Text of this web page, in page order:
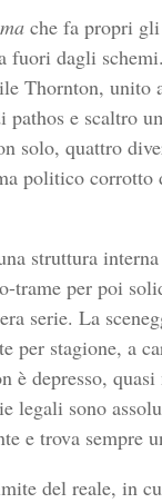
che fa propri
fuori dagli
Thornton, unito
pathos e scaltro
solo, quattro
politico
struttura
trame per poi
serie. La
per stagione, a
depresso,
sono
e trova sempre
del reale, in